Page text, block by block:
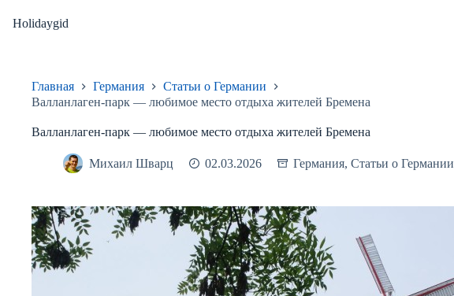
Holidaygid
Главная Германия
Статьи о Германии
Валланлаген-парк — любимое место отдыха жителей Бремена
Валланлаген-парк — любимое место отдыха жителей Бремена
Михаил Шварц 02.03.2026 Германия, Статьи о Германии